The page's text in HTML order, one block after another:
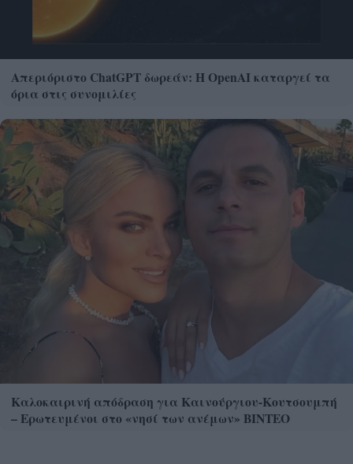
Απεριόριστο ChatGPT δωρεάν: Η OpenAI καταργεί τα
όρια στις συνομιλίες
Καλοκαιρινή απόδραση για Καινούργιου-Κουτσουμπή
– Ερωτευμένοι στο «νησί των ανέμων» ΒΙΝΤΕΟ